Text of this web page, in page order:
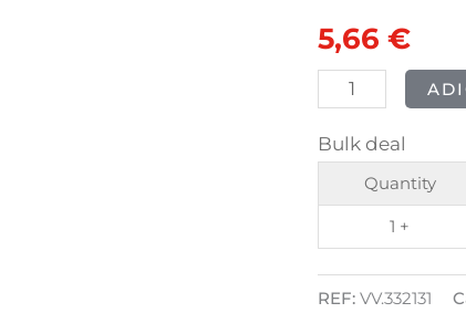
original
era:
5,66 €
é:
HYBRID
246
Deep
Bulk deal
Quantity
1 +
REF: VV.332131